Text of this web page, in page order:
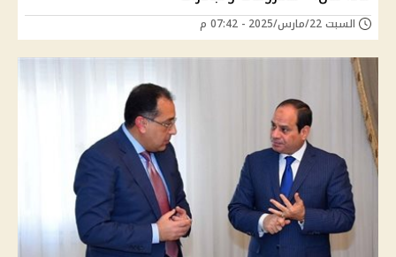
السبت 22/مارس/2025 - 07:42 م